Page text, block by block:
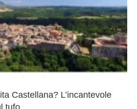
Castellana? L’incantevole